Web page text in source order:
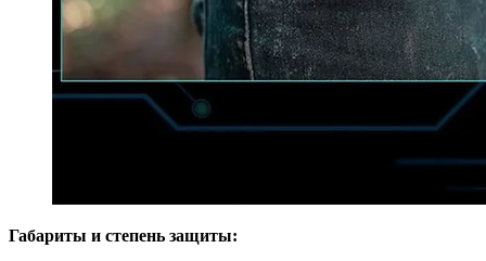
Габариты и степень защиты: